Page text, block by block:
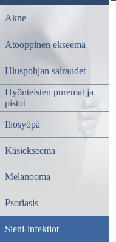
Akne
Atooppinen ekseema
Hiuspohjan sairaudet
Hyönteisten puremat ja
pistot
Ihosyöpä
Käsiekseema
Melanooma
Psoriasis
Sieni-infektiot